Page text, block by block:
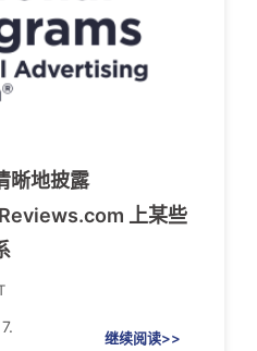
晰地披露
上某些
继续阅读>>